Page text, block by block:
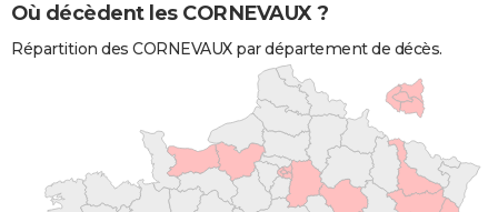
Où décèdent les CORNEVAUX ?
Répartition des CORNEVAUX par département de décès.